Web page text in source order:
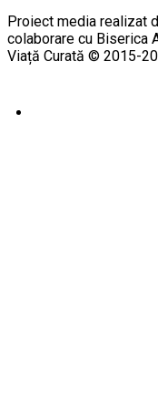
Proiect media realizat
colaborare cu Biserica
Viață Curată © 2015-